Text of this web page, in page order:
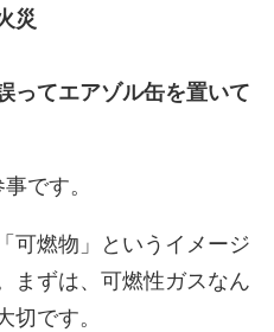
災
ってエアゾル缶を置いて
です。
可燃物」というイメージ
まずは、可燃性ガスなん
です。